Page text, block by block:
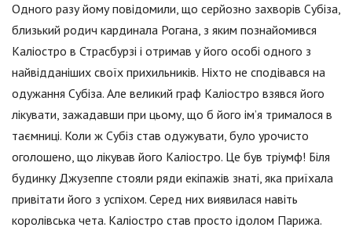
Одного разу йому повідомили, що серйозно захворів Субіза,
близький родич кардинала Рогана, з яким познайомився
Каліостро в Страсбурзі і отримав у його особі одного з
найвідданіших своїх прихильників. Ніхто не сподівався на
одужання Субіза. Але великий граф Каліостро взявся його
лікувати, зажадавши при цьому, що б його ім’я трималося в
таємниці. Коли ж Субіз став одужувати, було урочисто
оголошено, що лікував його Каліостро. Це був тріумф! Біля
будинку Джузеппе стояли ряди екіпажів знаті, яка приїхала
привітати його з успіхом. Серед них виявилася навіть
королівська чета. Каліостро став просто ідолом Парижа.